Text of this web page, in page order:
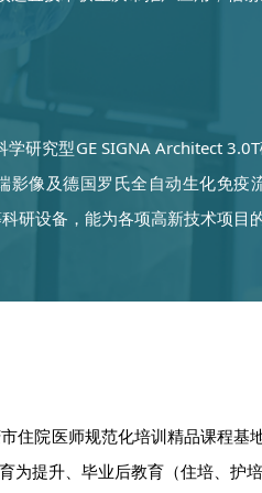
究型GE SIGNA Architect
像及德国罗氏全自动生化免
研设备，能为各项高新技术项
院医师规范化培训精品课程
提升、毕业后教育（住培、护